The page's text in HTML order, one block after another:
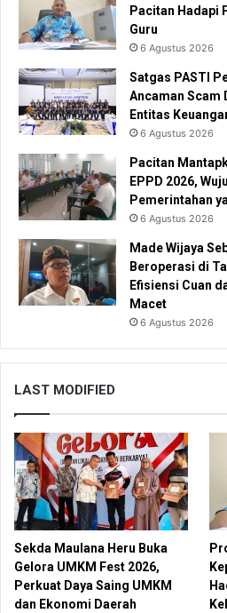
Pacitan Hadapi
Guru
6 Agustus 2026
Satgas PASTI
Ancaman Scam
Entitas
6 Agustus 2026
Pacitan
EPPD 2026,
Pemerintahan
6 Agustus 2026
Made Wijaya
Beroperasi di
Efisiensi Cuan
Macet
6 Agustus 2026
LAST MODIFIED
Sekda Maulana Heru Buka
Gelora UMKM Fest 2026,
Perkuat Daya Saing UMKM
dan Ekonomi Daerah